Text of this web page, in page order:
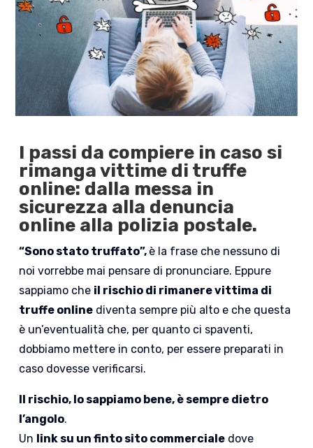
I passi da compiere in caso si
rimanga vittime di truffe
online: dalla messa in
sicurezza alla denuncia
online alla polizia postale.
“Sono stato truffato”, è la frase che nessuno di
noi vorrebbe mai pensare di pronunciare. Eppure
sappiamo che il rischio di rimanere vittima di
truffe online diventa sempre più alto e che questa
è un’eventualità che, per quanto ci spaventi,
dobbiamo mettere in conto, per essere preparati in
caso dovesse verificarsi.
Il rischio, lo sappiamo bene, è sempre dietro
l’angolo.
Un link su un finto sito commerciale dove